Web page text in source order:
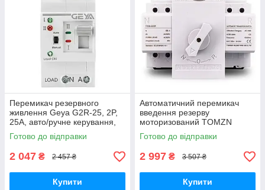
Перемикач резервного
живлення Geya G2R-25, 2P,
25А, авто/ручне керування,
DIN GoodPlace -worry-free-
shopping-
Готово до відправки
2 047 ₴ 2 457 ₴
Купити
Автоматичний перемикач
введення резерву
моторизований TOMZN
TOQ3-63/2P, 2 полюси, 63
Ампера GoodPlace -worry-
Готово до відправки
2 997 ₴ 3 507 ₴
Купити